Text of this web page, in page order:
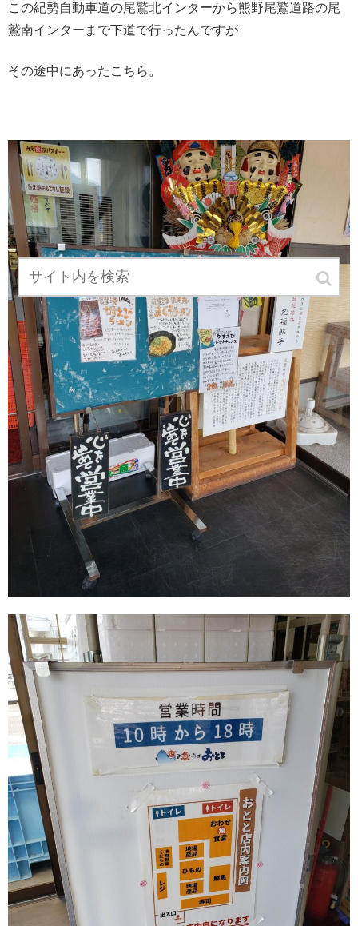
この紀勢自動車道の尾鷲北インターから熊野尾鷲道路の尾
鷲南インターまで下道で行ったんですが
その途中にあったこちら。